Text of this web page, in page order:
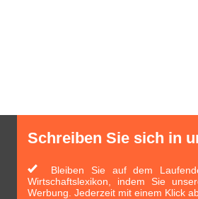
Schreiben Sie sich in
Bleiben Sie auf dem
Wirtschaftslexikon, indem Sie
Werbung. Jederzeit mit einem Klick